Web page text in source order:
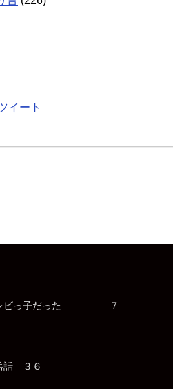
イート
レビっ子だった ７
話 ３６